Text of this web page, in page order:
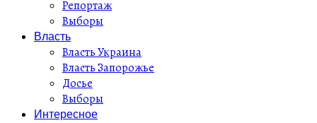
Репортаж
Выборы
Власть
Власть Украина
Власть Запорожье
Досье
Выборы
Интересное